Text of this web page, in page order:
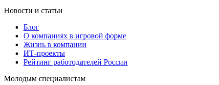
Новости и статьи
Блог
О компаниях в игровой форме
Жизнь в компании
ИТ-проекты
Рейтинг работодателей России
Молодым специалистам